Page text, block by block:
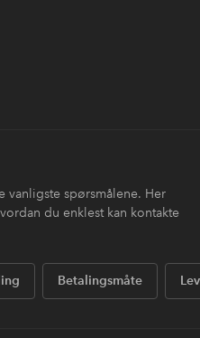
vanligste spørsmålene. Her
du enklest kan kontakte
Betalingsmåte